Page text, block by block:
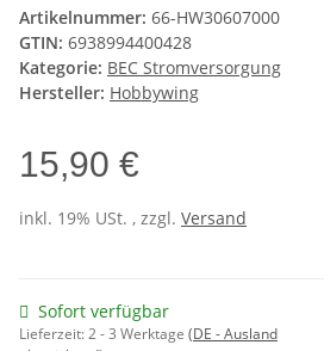
Artikelnummer: 66-HW30607000
GTIN: 6938994400428
Kategorie: BEC Stromversorgung
Hersteller: Hobbywing
15,90 €
inkl. 19% USt. , zzgl. Versand
Sofort verfügbar
Lieferzeit:2 - 3 Werktage (DE - Ausland